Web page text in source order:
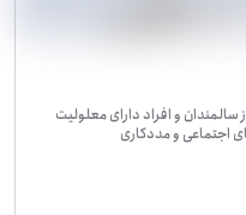
سالمندان و افراد دارای معلولیت
اجتماعی و مددکاری